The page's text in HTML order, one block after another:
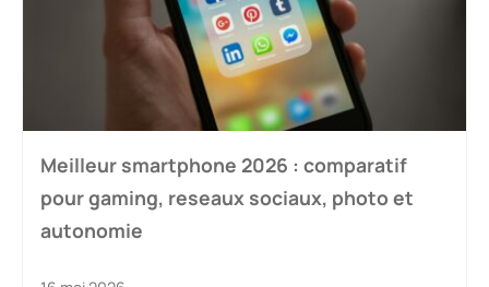
Meilleur smartphone 2026 : comparatif
pour gaming, reseaux sociaux, photo et
autonomie